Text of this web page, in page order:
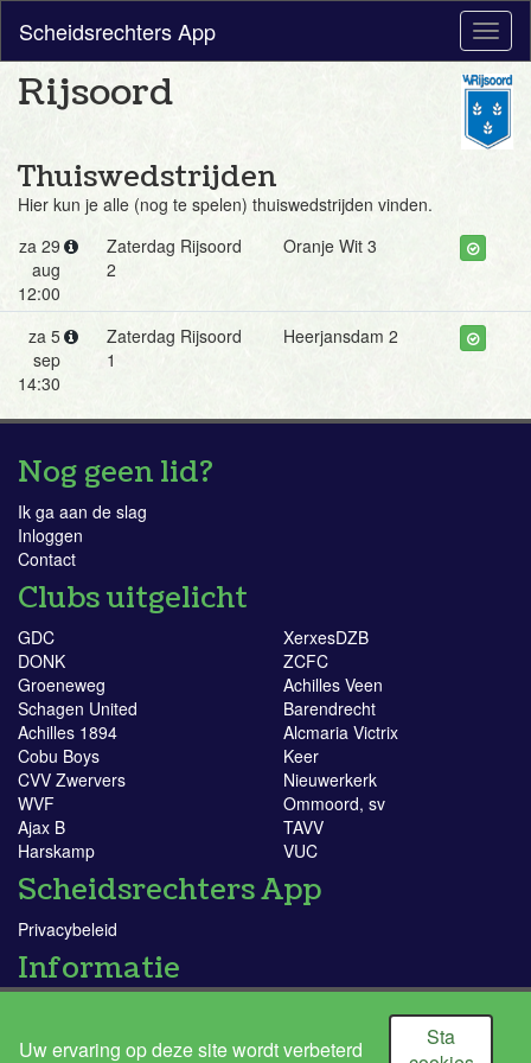
Scheidsrechters App
Rijsoord
Thuiswedstrijden
Hier kun je alle (nog te spelen) thuiswedstrijden vinden.
za 29
aug
12:00
Zaterdag Rijsoord
2
Oranje Wit 3
za 5
sep
14:30
Zaterdag Rijsoord
1
Heerjansdam 2
Nog geen lid?
Ik ga aan de slag
Inloggen
Contact
Clubs uitgelicht
GDC
DONK
Groeneweg
Schagen United
Achilles 1894
Cobu Boys
CVV Zwervers
WVF
Ajax B
Harskamp
XerxesDZB
ZCFC
Achilles Veen
Barendrecht
Alcmaria Victrix
Keer
Nieuwerkerk
Ommoord, sv
TAVV
VUC
Scheidsrechters App
Privacybeleid
Informatie
Ik word scheidsrechter
Uw ervaring op deze site wordt verbeterd
Sta